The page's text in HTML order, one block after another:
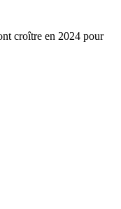
croître en 2024 pour